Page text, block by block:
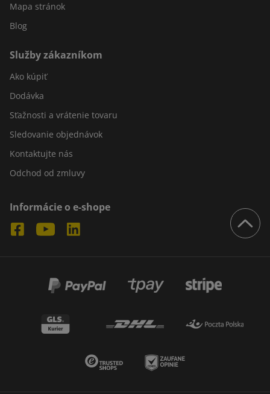
Mapa stránok
Blog
Služby zákazníkom
Ako kúpiť
Dodávka
Sťažnosti a vrátenie tovaru
Sledovanie objednávok
Kontaktujte nás
Odchod od zmluvy
Informácie o e-shope